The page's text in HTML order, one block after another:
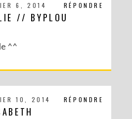
RÉPONDRE
6, 2014
// BYPLOU
^^
RÉPONDRE
10, 2014